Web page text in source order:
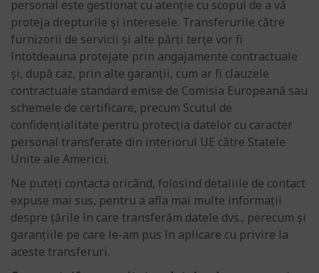
personal este gestionat cu atenție cu scopul de a vă
proteja drepturile și interesele. Transferurile către
furnizorii de servicii și alte părți terțe vor fi
întotdeauna protejate prin angajamente contractuale
și, după caz, prin alte garanții, cum ar fi clauzele
contractuale standard emise de Comisia Europeană sau
schemele de certificare, precum Scutul de
confidențialitate pentru protecția datelor cu caracter
personal transferate din interiorul UE către Statele
Unite ale Americii.
Ne puteți contacta oricând, folosind detaliile de contact
expuse mai sus, pentru a afla mai multe informații
despre țările în care transferăm datele dvs., perecum și
garanțiile pe care le-am pus în aplicare cu privire la
aceste transferuri.